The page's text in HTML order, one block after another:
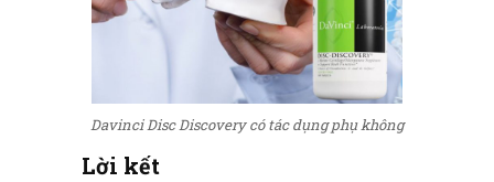
Davinci Disc Discovery có tác dụng phụ không
Lời kết